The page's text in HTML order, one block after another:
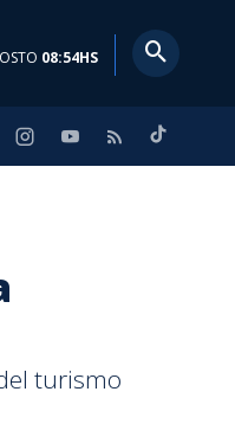
08:54HS
turismo